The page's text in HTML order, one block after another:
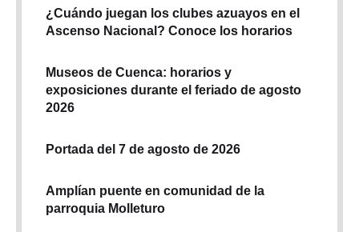
¿Cuándo juegan los clubes azuayos en el
Ascenso Nacional? Conoce los horarios
Museos de Cuenca: horarios y
exposiciones durante el feriado de agosto
2026
Portada del 7 de agosto de 2026
Amplían puente en comunidad de la
parroquia Molleturo